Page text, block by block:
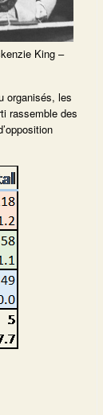
King –
organisés, les
rassemble des